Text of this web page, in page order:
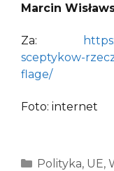
Marcin
Za:
sceptykow-
flage/
Foto: internet
Kategorie
Polityka, UE,